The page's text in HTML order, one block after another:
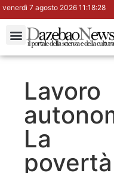
venerdì 7 agosto 2026 11:18:29
Lavoro
La
povertà